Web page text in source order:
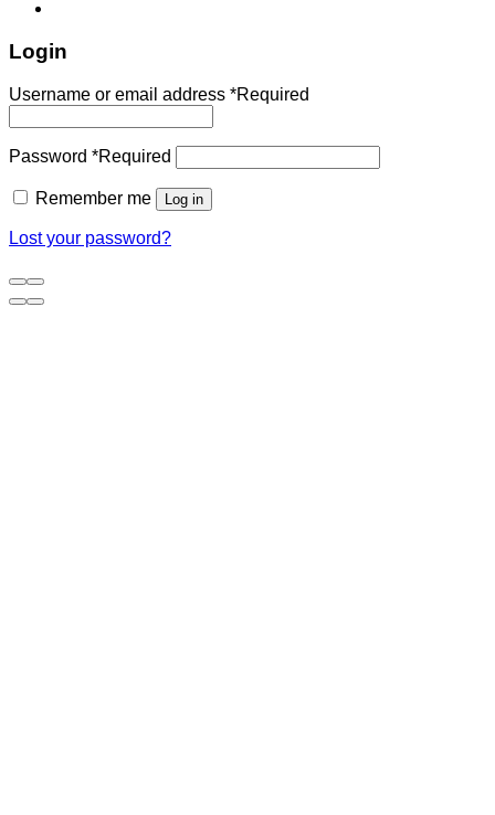
Login
Username or email address *Required
Password *Required
Remember me Log in
Lost your password?